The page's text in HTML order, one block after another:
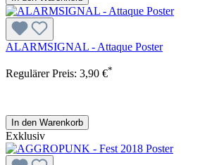
ALARMSIGNAL - Attaque Poster
Regulärer Preis: 3,90 €*
In den Warenkorb
Exklusiv